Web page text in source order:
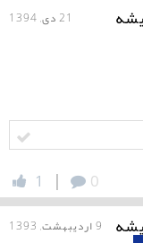
21 دی, 1394
0
|
1
9 اردیبهشت, 1393